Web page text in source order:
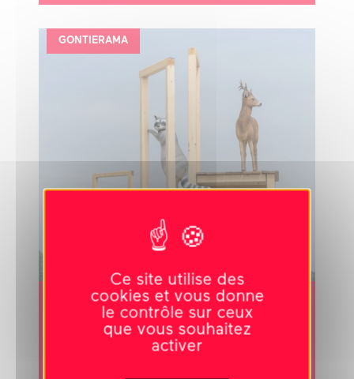
GONTIERAMA
Du 25 mai 2024 au 25 août 2024
Victoria Klotz
LES HÔTES DU LOGIS
Ce site utilise des
cookies et vous donne
le contrôle sur ceux
que vous souhaitez
activer